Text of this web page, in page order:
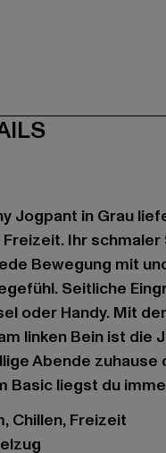
Jogpant in Grau
Ihr
Bewegung mit
Seitliche
oder Handy. Mit
linken Bein ist die
Abende
Basic liegst du
Chillen, Freizeit